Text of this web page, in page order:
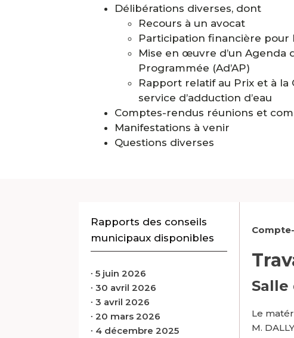
Délibérations diverses, dont
Recours à un avocat
Participation financière pour
Mise en œuvre d’un Agenda
Programmée (Ad’AP)
Rapport relatif au Prix et à la
service d’adduction d’eau
Comptes-rendus réunions et
Manifestations à venir
Questions diverses
Rapports des conseils
municipaux disponibles
∙ 5 juin 2026
∙ 30 avril 2026
∙ 3 avril 2026
∙ 20 mars 2026
∙ 4 décembre 2025
Le
M.